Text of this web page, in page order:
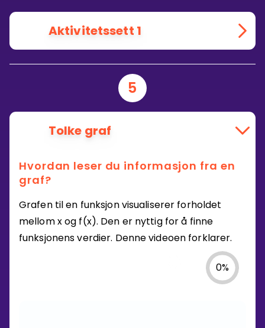
Aktivitetssett 1
5
Tolke graf
Hvordan leser du informasjon fra en
graf?
Grafen til en funksjon visualiserer forholdet
mellom x og f(x). Den er nyttig for å finne
funksjonens verdier. Denne videoen forklarer.
0%